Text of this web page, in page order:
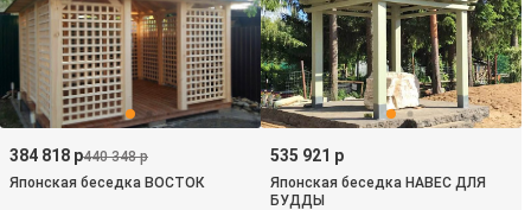
384 818 р440 348 р
Японская беседка ВОСТОК
535 921 р
Японская беседка НАВЕС ДЛЯ
БУДДЫ